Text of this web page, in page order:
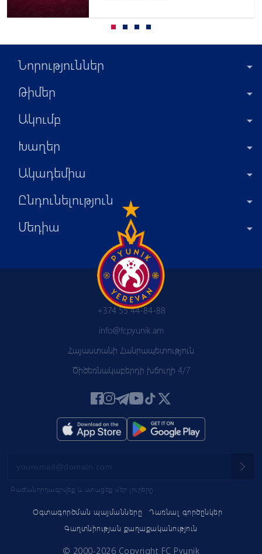
Նորություններ
Թիմեր
Ակումբ
Խաղեր
Ակադեմիա
Ընդունելություն
Մեդիա
Օգտագործման պայմանները
Դառնալ գործընկեր
Գաղտնիության քաղաքականություն
+374 55 44-84-88
info@fcpyunik.am
Հայաստանի Հանրապետություն
Ծիծեռնակաբերդի խճուղի 4/7
Բաժանորդագրվեք և ստացեք մեր լուրերը
© 2000-2026 Copyright FC Pyunik